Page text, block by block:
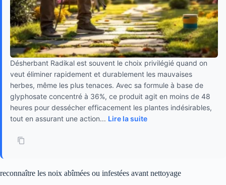
Désherbant Radikal est souvent le choix privilégié quand on
veut éliminer rapidement et durablement les mauvaises
herbes, même les plus tenaces. Avec sa formule à base de
glyphosate concentré à 36%, ce produit agit en moins de 48
heures pour dessécher efficacement les plantes indésirables,
tout en assurant une action... Lire la suite
reconnaître les noix abîmées ou infestées avant nettoyage